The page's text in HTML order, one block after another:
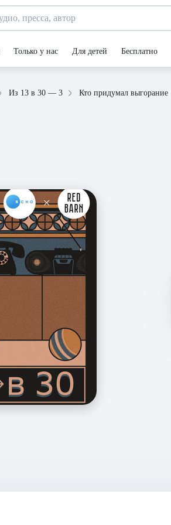
Только у нас Для детей Бесплатно
Из 13 в 30 — 3 Кто придумал выгорание